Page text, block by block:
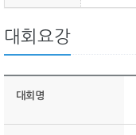
대회요강
대회명